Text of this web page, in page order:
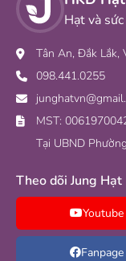
Hạt và
Tân An, Đắk Lắk,
098.441.0255
MST:
Tại UBND
Theo dõi Jung Hạt
Youtube
Fanpage